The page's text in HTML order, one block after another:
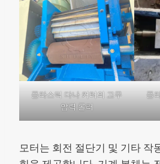
플라스틱 다나 커터의 고무
압력 롤러
플
모터는 회전 절단기 및 기타 작